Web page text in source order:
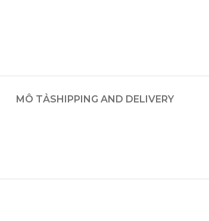
MÔ TẢSHIPPING AND DELIVERY